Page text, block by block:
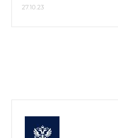
27.10.23